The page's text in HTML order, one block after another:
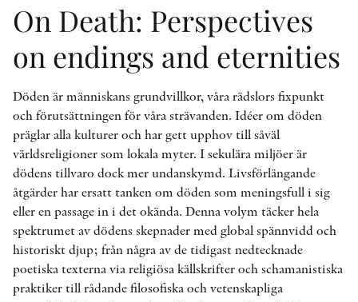
On Death: Perspectives
on endings and eternities
Döden är människans grundvillkor, våra rädslors fixpunkt
och förutsättningen för våra strävanden. Idéer om döden
präglar alla kulturer och har gett upphov till såväl
världsreligioner som lokala myter. I sekulära miljöer är
dödens tillvaro dock mer undanskymd. Livsförlängande
åtgärder har ersatt tanken om döden som meningsfull i sig
eller en passage in i det okända. Denna volym täcker hela
spektrumet av dödens skepnader med global spännvidd och
historiskt djup; från några av de tidigast nedtecknade
poetiska texterna via religiösa källskrifter och schamanistiska
praktiker till rådande filosofiska och vetenskapliga